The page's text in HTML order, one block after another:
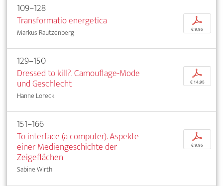
109–128
Transformatio energetica
Markus Rautzenberg
p
€ 9,95
129–150
Dressed to kill?. Camouflage-Mode
und Geschlecht
Hanne Loreck
p
€ 14,95
151–166
To interface (a computer). Aspekte
einer Mediengeschichte der
Zeigeflächen
Sabine Wirth
p
€ 9,95